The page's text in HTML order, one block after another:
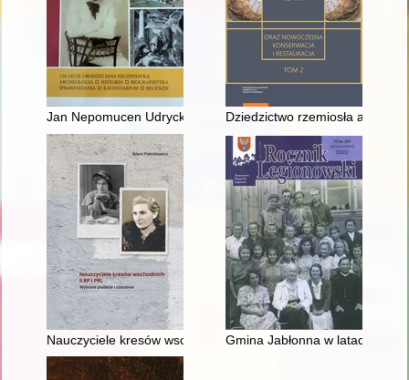
Jan Nepomucen Udrycki h. Nałęcz (1833-1907) - tarnowski
Dziedzictwo rzemiosła
Nauczyciele kresów wschodnich II RP i PRL : wybrane
Gmina Jabłonna w latach